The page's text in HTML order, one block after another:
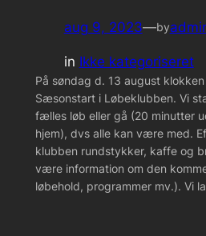
aug 9, 2023—by
in Ikke kategoriseret
På søndag d. 13 august
Sæsonstart i Løbeklubben. Vi
fælles løb eller gå (20 minutter
hjem), dvs alle kan være med.
klubben rundstykker, kaffe og
være information om den
løbehold, programmer mv.). Vi